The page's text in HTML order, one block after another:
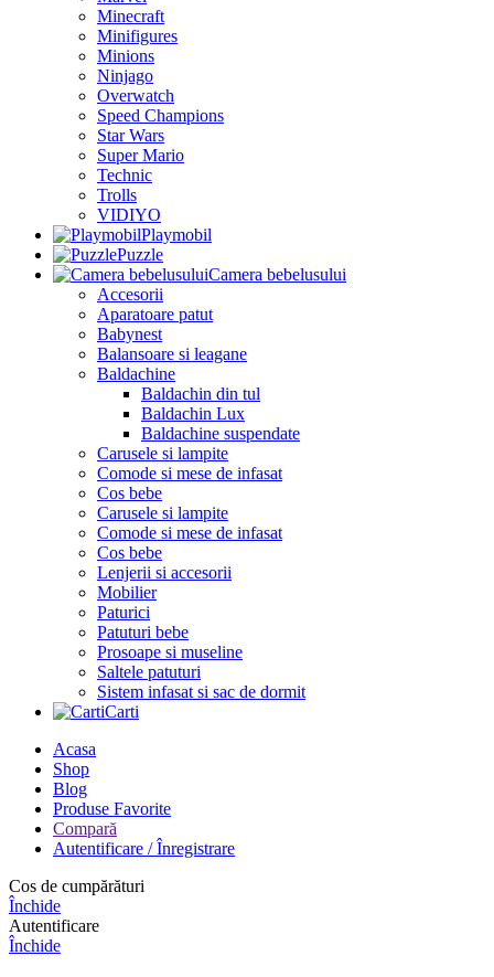
Minecraft
Minifigures
Minions
Ninjago
Overwatch
Speed Champions
Star Wars
Super Mario
Technic
Trolls
VIDIYO
Playmobil
Puzzle
Camera bebelusului
Accesorii
Aparatoare patut
Babynest
Balansoare si leagane
Baldachine
Baldachin din tul
Baldachin Lux
Baldachine suspendate
Carusele si lampite
Comode si mese de infasat
Cos bebe
Carusele si lampite
Comode si mese de infasat
Cos bebe
Lenjerii si accesorii
Mobilier
Paturici
Patuturi bebe
Prosoape si museline
Saltele patuturi
Sistem infasat si sac de dormit
Carti
Acasa
Shop
Blog
Produse Favorite
Compară
Autentificare / Înregistrare
Cos de cumpărături
Închide
Autentificare
Închide